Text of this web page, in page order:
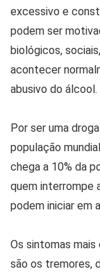
excessivo e
podem ser
biológicos,
acontecer
abusivo do álcool.
Por ser uma
população
chega a 10% da
quem interrompe
podem iniciar em
Os sintomas
são os tremores,